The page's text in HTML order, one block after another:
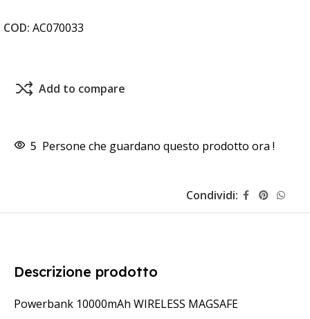
COD: AC070033
Add to compare
5 Persone che guardano questo prodotto ora !
Condividi:
Descrizione prodotto
Powerbank 10000mAh WIRELESS MAGSAFE